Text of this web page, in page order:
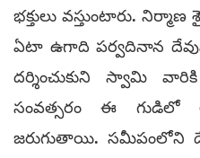
భక్తులు వస్తుంటారు.
ఏటా ఉగాది పర్వదినాన
దర్శించుకుని స్వామి
సంవత్సరం ఈ గుడిలో
జరుగుతాయి. సమీపంలోని